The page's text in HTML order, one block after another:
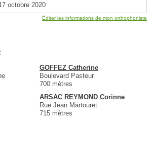
octobre 2020
Éditer les informations de mon orthophoniste
GOFFEZ Catherine
Boulevard Pasteur
700 mètres
ARSAC REYMOND Corinne
Rue Jean Martouret
715 mètres